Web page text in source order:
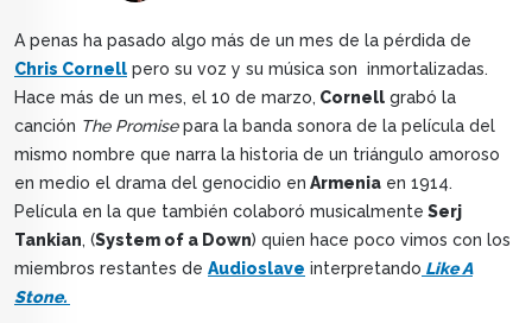
A penas ha pasado algo más de un mes de la pérdida de
Chris Cornell pero su voz y su música son inmortalizadas.
Hace más de un mes, el 10 de marzo, Cornell grabó la
canción The Promisepara la banda sonora de la película del
mismo nombre que narra la historia de un triángulo amoroso
en medio el drama del genocidio en Armenia en 1914.
Película en la que también colaboró musicalmente Serj
Tankian, (System of a Down) quien hace poco vimos con los
miembros restantes de Audioslave interpretando Like A
Stone.